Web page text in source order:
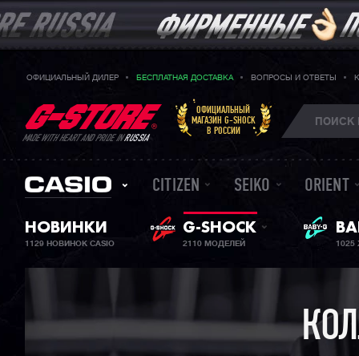
ОФИЦИАЛЬНЫЙ ДИЛЕР БЕСПЛАТНАЯ ДОСТАВКА ВОПРОСЫ И ОТВЕТЫ
MADE WITH HEART AND PRIDE INRUSSIA
ОФИЦИАЛЬНЫЙ
МАГАЗИН G-SHOCK
В РОССИИ
CITIZEN SEIKO ORIENT
НОВИНКИ
1129 НОВИНОК CASIO
G-SHOCK
2110 МОДЕЛЕЙ